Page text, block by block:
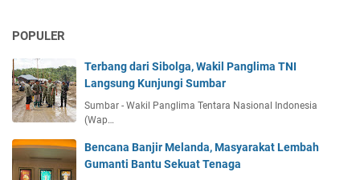
POPULER
Terbang dari Sibolga, Wakil Panglima TNI
Langsung Kunjungi Sumbar
Sumbar - Wakil Panglima Tentara Nasional Indonesia
(Wap…
Bencana Banjir Melanda, Masyarakat Lembah
Gumanti Bantu Sekuat Tenaga